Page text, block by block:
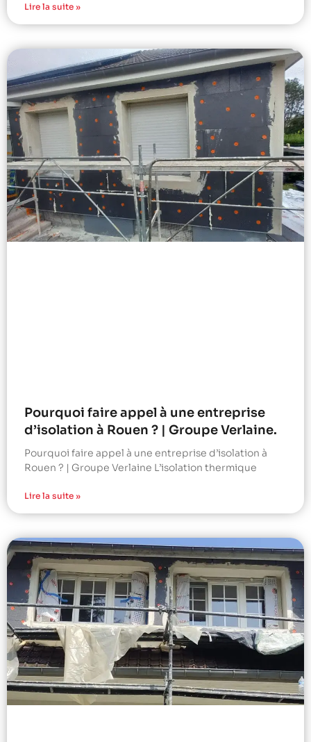
Lire la suite »
Pourquoi faire appel à une entreprise
d’isolation à Rouen ? | Groupe Verlaine.
Pourquoi faire appel à une entreprise d’isolation à
Rouen ? | Groupe Verlaine L’isolation thermique
Lire la suite »